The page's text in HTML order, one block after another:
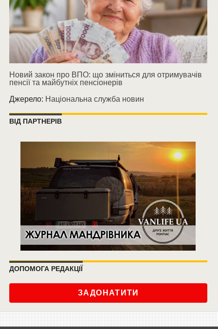
Новий закон про ВПО: що зміниться для отримувачів
пенсії та майбутніх пенсіонерів
Джерело: Національна служба новин
ВІД ПАРТНЕРІВ
ДОПОМОГА РЕДАКЦІЇ
ЗАДОНАТИТИ